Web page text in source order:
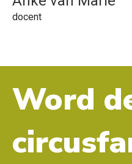
docent
Word